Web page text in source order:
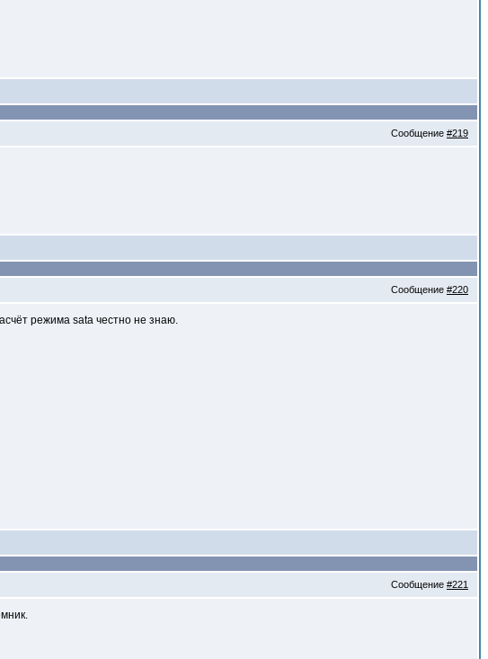
Сообщение #219
Сообщение #220
режима sata честно не знаю.
Сообщение #221